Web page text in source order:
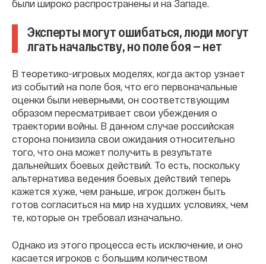
были широко распространены и на Западе.
Эксперты могут ошибаться, люди могут
лгать начальству, но поле боя — нет
В теоретико-игровых моделях, когда актор узнает
из событий на поле боя, что его первоначальные
оценки были неверными, он соответствующим
образом пересматривает свои убеждения о
траектории войны. В данном случае российская
сторона понизила свои ожидания относительно
того, что она может получить в результате
дальнейших боевых действий. То есть, поскольку
альтернатива ведения боевых действий теперь
кажется хуже, чем раньше, игрок должен быть
готов согласиться на мир на худших условиях, чем
те, которые он требовал изначально.
Однако из этого процесса есть исключение, и оно
касается игроков с большим количеством